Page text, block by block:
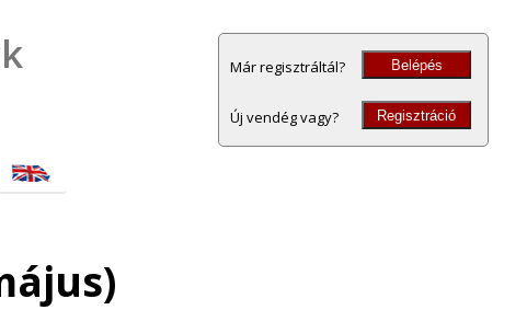
Már regisztráltál? Belépés
Új vendég vagy? Regisztráció